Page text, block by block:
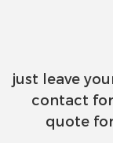
just leave
contact
quote